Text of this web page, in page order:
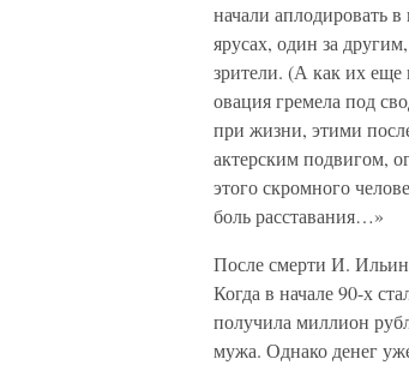
начали аплодировать
ярусах, один за
зрители. (А как их еще
овация гремела под
при жизни, этими
актерским подвигом,
этого скромного
боль расставания…»
После смерти И.
Когда в начале 90-х
получила миллион
мужа. Однако денег